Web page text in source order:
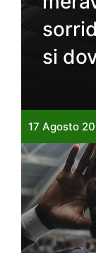
si
17 Agosto